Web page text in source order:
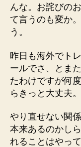
んな。お詫びの
て言うのも変か
う。
昨日も海外でト
ールでさ、とま
たわけですが何
らきっと大丈夫
やり直せない関
本来あるのかし
れることはやっ